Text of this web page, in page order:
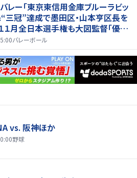
レー「東京東信用金庫ブルーラビッ
“三冠”達成で墨田区・山本亨区長を
１月全日本選手権も大図監督「優勝
きたい」
バレーボール
vs. 阪神ほか
野球